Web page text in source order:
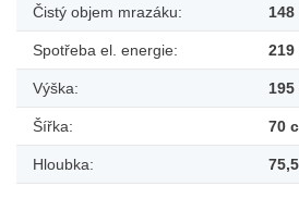
Čistý objem mrazáku: 148
Spotřeba el. energie: 219
Výška: 195
Šířka: 70
Hloubka: